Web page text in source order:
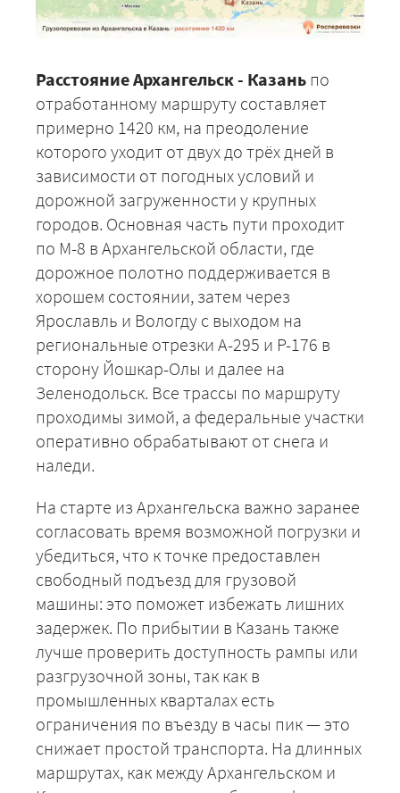
Расстояние Архангельск - Казань по
отработанному маршруту составляет
примерно 1420 км, на преодоление
которого уходит от двух до трёх дней в
зависимости от погодных условий и
дорожной загруженности у крупных
городов. Основная часть пути проходит
по М-8 в Архангельской области, где
дорожное полотно поддерживается в
хорошем состоянии, затем через
Ярославль и Вологду с выходом на
региональные отрезки А-295 и Р-176 в
сторону Йошкар-Олы и далее на
Зеленодольск. Все трассы по маршруту
проходимы зимой, а федеральные участки
оперативно обрабатывают от снега и
наледи.
На старте из Архангельска важно заранее
согласовать время возможной погрузки и
убедиться, что к точке предоставлен
свободный подъезд для грузовой
машины: это поможет избежать лишних
задержек. По прибытии в Казань также
лучше проверить доступность рампы или
разгрузочной зоны, так как в
промышленных кварталах есть
ограничения по въезду в часы пик — это
снижает простой транспорта. На длинных
маршрутах, как между Архангельском и